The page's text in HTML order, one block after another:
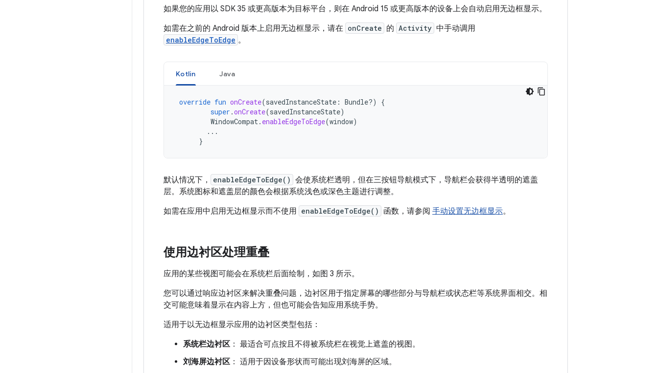
如果您的应用以 SDK 35 或更高版本为目标平台，则在 Android 15 或更高版本的设备上会自动启用无边框显示。
如需在之前的 Android 版本上启用无边框显示，请在 onCreate 的 Activity 中手动调用
enableEdgeToEdge 。
Kotlin Java
override fun onCreate(savedInstanceState : Bundle?)
{
super .onCreate(savedInstanceState)
WindowCompat. enableEdgeToEdge(window)
...
}
默认情况下， enableEdgeToEdge() 会使系统栏透明，但在三按钮导航模式下，导航栏会获得半透明的遮盖
层。系统图标和遮盖层的颜色会根据系统浅色或深色主题进行调整。
如需在应用中启用无边框显示而不使用 enableEdgeToEdge() 函数，请参阅 手动设置无边框显示。
使用边衬区处理重叠
应用的某些视图可能会在系统栏后面绘制，如图 3 所示。
您可以通过响应边衬区来解决重叠问题，边衬区用于指定屏幕的哪些部分与导航栏或状态栏等系统界面相交。相
交可能意味着显示在内容上方，但也可能会告知应用系统手势。
适用于以无边框显示应用的边衬区类型包括：
系统栏边衬区 ： 最适合可点按且不得被系统栏在视觉上遮盖的视图。
刘海屏边衬区 ： 适用于因设备形状而可能出现刘海屏的区域。